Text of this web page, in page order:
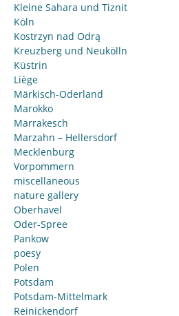
Kleine Sahara und Tiznit
Köln
Kostrzyn nad Odrą
Kreuzberg und Neukölln
Küstrin
Liège
Märkisch-Oderland
Marokko
Marrakesch
Marzahn – Hellersdorf
Mecklenburg
Vorpommern
miscellaneous
nature gallery
Oberhavel
Oder-Spree
Pankow
poesy
Polen
Potsdam
Potsdam-Mittelmark
Reinickendorf